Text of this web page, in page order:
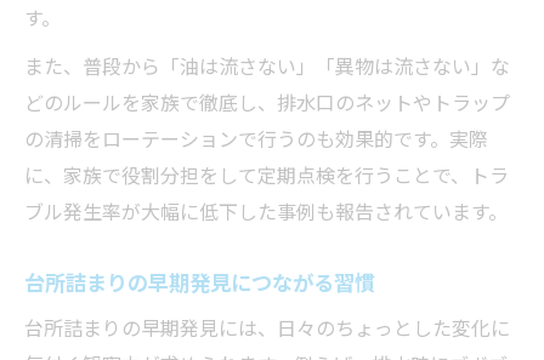
す。
また、普段から「油は流さない」「異物は流さない」な
どのルールを家族で徹底し、排水口のネットやトラップ
の清掃をローテーションで行うのも効果的です。実際
に、家族で役割分担をして定期点検を行うことで、トラ
ブル発生率が大幅に低下した事例も報告されています。
台所詰まりの早期発見につながる習慣
台所詰まりの早期発見には、日々のちょっとした変化に